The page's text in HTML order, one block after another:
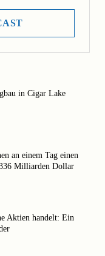
in Cigar Lake
an einem Tag einen
Milliarden Dollar
Aktien handelt: Ein